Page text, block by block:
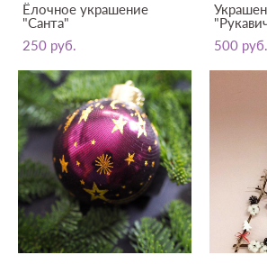
Ёлочное украшение
"Санта"
250 pуб.
500 pуб.